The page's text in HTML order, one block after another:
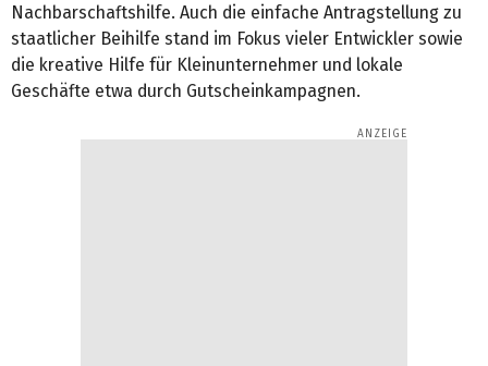
Nachbarschaftshilfe. Auch die einfache Antragstellung zu
staatlicher Beihilfe stand im Fokus vieler Entwickler sowie
die kreative Hilfe für Kleinunternehmer und lokale
Geschäfte etwa durch Gutscheinkampagnen.